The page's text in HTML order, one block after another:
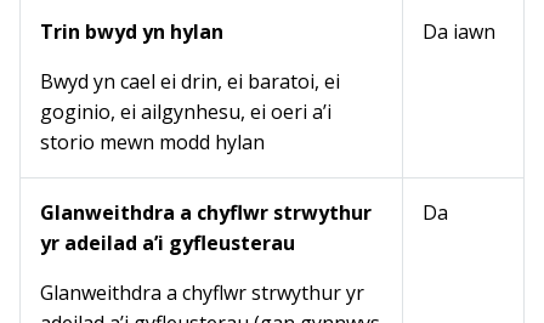
Trin bwyd yn hylan
Bwyd yn cael ei drin, ei baratoi, ei
goginio, ei ailgynhesu, ei oeri a’i
storio mewn modd hylan
Da iawn
Glanweithdra a chyflwr strwythur
yr adeilad a’i gyfleusterau
Glanweithdra a chyflwr strwythur yr
Da